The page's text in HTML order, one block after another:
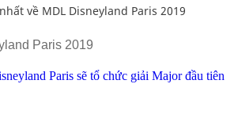
về MDL Disneyland Paris 2019
Paris 2019